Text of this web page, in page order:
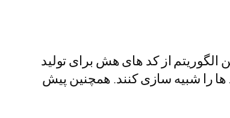
از کد های هش برای تولید
ها را شبیه سازی کنند. همچنین پیش